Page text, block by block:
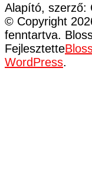
Alapító, szerző:
© Copyright
fenntartva.
Fejlesztette
WordPress.